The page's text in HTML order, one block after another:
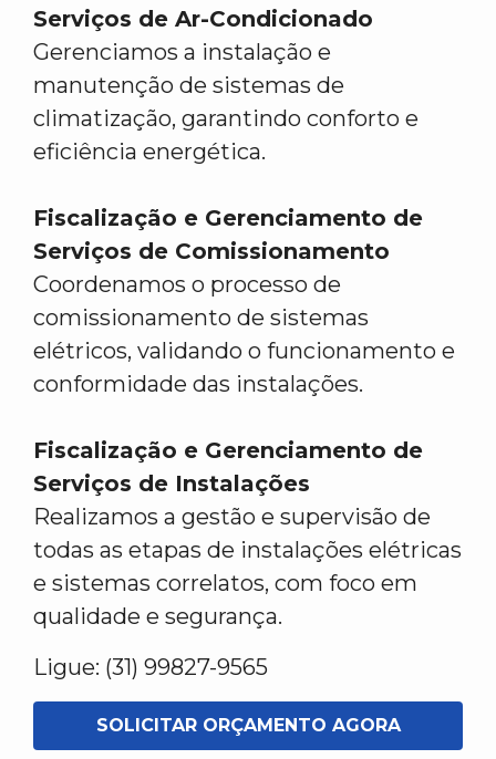
Serviços de Ar-Condicionado
Gerenciamos a instalação e
manutenção de sistemas de
climatização, garantindo conforto e
eficiência energética.
Fiscalização e Gerenciamento de
Serviços de Comissionamento
Coordenamos o processo de
comissionamento de sistemas
elétricos, validando o funcionamento e
conformidade das instalações.
Fiscalização e Gerenciamento de
Serviços de Instalações
Realizamos a gestão e supervisão de
todas as etapas de instalações elétricas
e sistemas correlatos, com foco em
qualidade e segurança.
Ligue: (31) 99827-9565
SOLICITAR ORÇAMENTO AGORA